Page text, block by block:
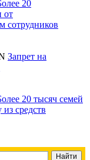
20
от
сотрудников
Запрет на
20 тысяч семей
средств